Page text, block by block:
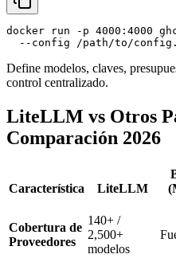
docker run -p
Define modelos, claves,
control centralizado.
LiteLLM vs Otros
Comparación 2026
Característica LiteLLM
Cobertura de
Proveedores
140+ /
2,500+
modelos